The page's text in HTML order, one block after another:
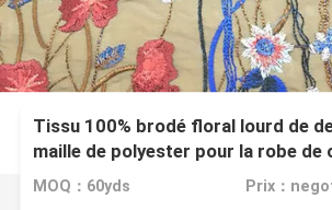
Tissu 100% brodé floral lourd de
maille de polyester pour la robe de
DIY
MOQ：60yds Prix：